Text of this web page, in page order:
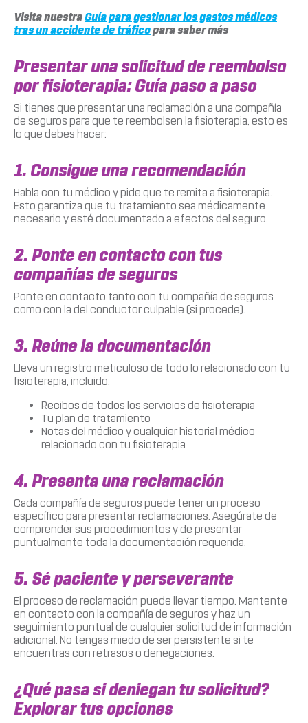
Visita nuestraGuía para gestionar los gastos médicos
tras un accidente de tráficopara saber más
Presentar una solicitud de reembolso
por fisioterapia: Guía paso a paso
Si tienes que presentar una reclamación a una compañía
de seguros para que te reembolsen la fisioterapia, esto es
lo que debes hacer:
1. Consigue una recomendación
Habla con tu médico y pide que te remita a fisioterapia.
Esto garantiza que tu tratamiento sea médicamente
necesario y esté documentado a efectos del seguro.
2. Ponte en contacto con tus
compañías de seguros
Ponte en contacto tanto con tu compañía de seguros
como con la del conductor culpable (si procede).
3. Reúne la documentación
Lleva un registro meticuloso de todo lo relacionado con tu
fisioterapia, incluido:
Recibos de todos los servicios de fisioterapia
Tu plan de tratamiento
Notas del médico y cualquier historial médico
relacionado con tu fisioterapia
4. Presenta una reclamación
Cada compañía de seguros puede tener un proceso
específico para presentar reclamaciones. Asegúrate de
comprender sus procedimientos y de presentar
puntualmente toda la documentación requerida.
5. Sé paciente y perseverante
El proceso de reclamación puede llevar tiempo. Mantente
en contacto con la compañía de seguros y haz un
seguimiento puntual de cualquier solicitud de información
adicional. No tengas miedo de ser persistente si te
encuentras con retrasos o denegaciones.
¿Qué pasa si deniegan tu solicitud?
Explorar tus opciones